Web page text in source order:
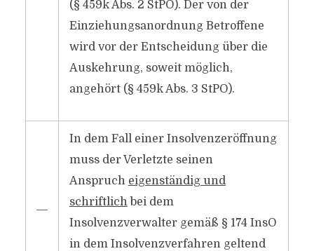
(§ 459k Abs. 2 StPO). Der von der
Einziehungsanordnung Betroffene
wird vor der Entscheidung über die
Auskehrung, soweit möglich,
angehört (§ 459k Abs. 3 StPO).
―
In dem Fall einer Insolvenzeröffnung
muss der Verletzte seinen
Anspruch eigenständig und
schriftlichbei dem
Insolvenzverwalter gemäß § 174 InsO
in dem Insolvenzverfahren geltend